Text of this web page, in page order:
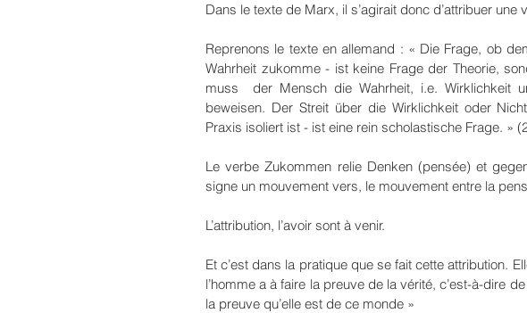
Dans le texte de Marx, il s’agirait donc d’attribuer une
Reprenons le texte en allemand : « Die Frage, ob
Wahrheit zukomme - ist keine Frage der Theorie,
muss  der Mensch die Wahrheit, i.e. Wirklichkeit
beweisen. Der Streit über die Wirklichkeit oder
Praxis isoliert ist - ist eine rein scholastische Frage. »
Le verbe Zukommen relie Denken (pensée) et
signe un mouvement vers, le mouvement entre la
L’attribution, l’avoir sont à venir.
Et c’est dans la pratique que se fait cette attribution.
l’homme a à faire la preuve de la vérité, c’est-à-dire
la preuve qu’elle est de ce monde »